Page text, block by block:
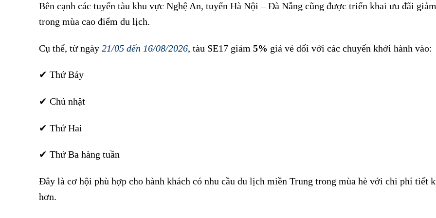
Bên cạnh các tuyến tàu khu vực Nghệ An, tuyến Hà Nội – Đà Nẵng cũng được triển khai ưu đãi
trong mùa cao điểm du lịch.
Cụ thể, từ ngày 21/05 đến 16/08/2026, tàu SE17 giảm 5% giá vé đối với các chuyến khởi hành vào:
✔ Thứ Bảy
✔ Chủ nhật
✔ Thứ Hai
✔ Thứ Ba hàng tuần
Đây là cơ hội phù hợp cho hành khách có nhu cầu du lịch miền Trung trong mùa hè với chi phí tiết
hơn.